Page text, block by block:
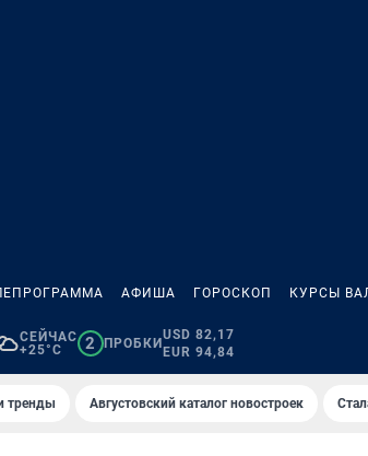
АФИША ГОРОСКОП КУРСЫ
СЕЙЧАС
+25°C
2 ПРОБКИ
USD 82,17
EUR 94,84
тренды Августовский каталог новостроек